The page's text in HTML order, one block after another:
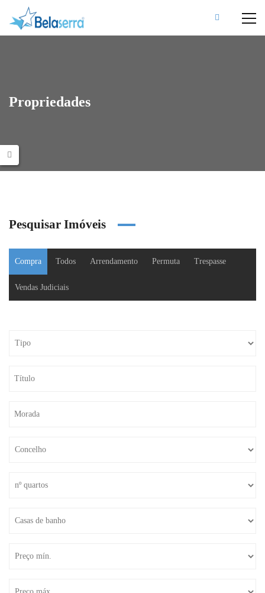
Propriedades
Pesquisar Imóveis
Compra Todos Arrendamento Permuta Trespasse
Vendas Judiciais